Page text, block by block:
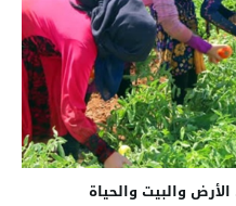
والبيت والحياة